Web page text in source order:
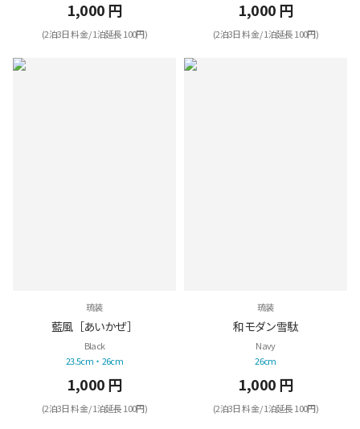
1,000 円
(2泊3日 料金 / 1泊延長 100円)
1,000 円
(2泊3日 料金 / 1泊延長 100円)
琉装
藍風［あいかぜ］
Black
23.5cm・26cm
1,000 円
(2泊3日 料金 / 1泊延長 100円)
琉装
和モダン雪駄
Navy
26cm
1,000 円
(2泊3日 料金 / 1泊延長 100円)